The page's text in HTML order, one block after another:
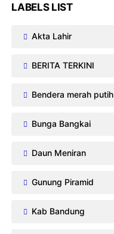
LABELS LIST
Akta Lahir
BERITA TERKINI
Bendera merah putih
Bunga Bangkai
Daun Meniran
Gunung Piramid
Kab Bandung